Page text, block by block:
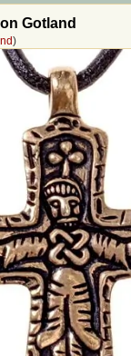
Gotland
)